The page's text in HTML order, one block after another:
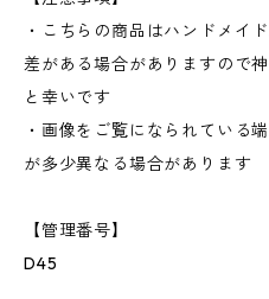
・こちらの商品はハンドメイ
差がある場合がありますので
と幸いです
・画像をご覧になられている
が多少異なる場合があります
【管理番号】
D45